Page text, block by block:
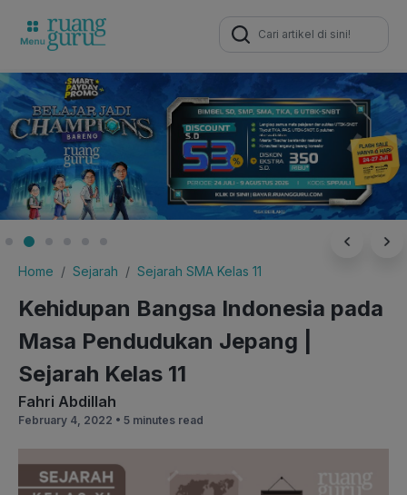
Search
for:
Home Sejarah Sejarah SMA Kelas 11
Kehidupan Bangsa Indonesia pada
Masa Pendudukan Jepang |
Sejarah Kelas 11
Fahri Abdillah
February 4, 2022 • 5 minutes read